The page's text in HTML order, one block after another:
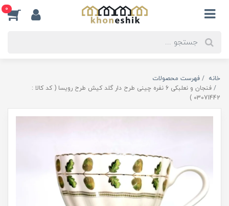
0
خانه
فهرست محصولات
فنجان و نعلبکی 6 نفره چینی طرح دار گلد کیش طرح رویسا ( کد کالا :
03071442 )